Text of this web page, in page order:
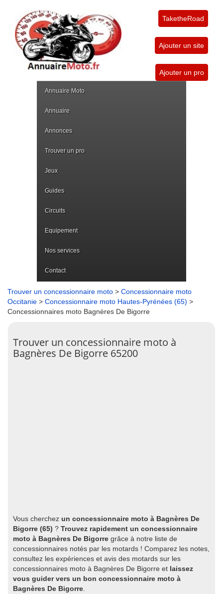
TaketheRoad
Ajouter un site
Ajouter un pro
Annuaire Moto
Annuaire
Annonces
Trouver un pro
Jeux
Guides
Circuits
Equipement
Nos services
Contact
Trouver un concessionnaire moto > Concessionnaire moto
Occitanie > Concessionnaire moto Hautes-Pyrénées (65) >
Concessionnaires moto Bagnères De Bigorre
Trouver un concessionnaire moto à
Bagnères De Bigorre 65200
Vous cherchez un concessionnaire moto à Bagnères De
Bigorre (65) ? Trouvez rapidement un concessionnaire
moto à Bagnères De Bigorre grâce à notre liste de
concessionnaires notés par les motards ! Comparez les notes,
consultez les expériences et avis des motards sur les
concessionnaires moto à Bagnères De Bigorre et laissez
vous guider vers un bon concessionnaire moto à
Bagnères De Bigorre